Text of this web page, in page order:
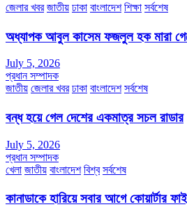
জেলার খবর জাতীয় ঢাকা বাংলাদেশ শিক্ষা সর্বশেষ
অধ্যাপক আবুল কাসেম ফজলুল হক মারা
July 5, 2026
প্রধান সম্পাদক
জাতীয় জেলার খবর ঢাকা বাংলাদেশ সর্বশেষ
বন্ধ হয়ে গেল দেশের একমাত্র সচল রাডার
July 5, 2026
প্রধান সম্পাদক
খেলা জাতীয় বাংলাদেশ বিশ্ব সর্বশেষ
কানাডাকে হারিয়ে সবার আগে কোয়ার্টার